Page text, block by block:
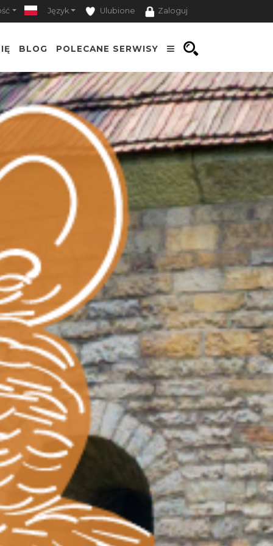
Język Ulubione Zaloguj
BLOG POLECANE SERWISY